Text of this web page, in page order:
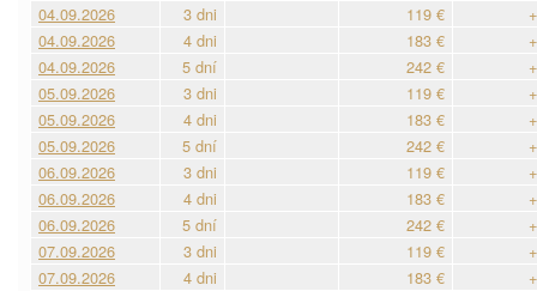
04.09.2026
3 dni 119 €
04.09.2026
4 dni 183 €
04.09.2026
5 dní 242 €
05.09.2026
3 dni 119 €
05.09.2026
4 dni 183 €
05.09.2026
5 dní 242 €
06.09.2026
3 dni 119 €
06.09.2026
4 dni 183 €
06.09.2026
5 dní 242 €
07.09.2026
3 dni 119 €
07.09.2026
4 dni 183 €